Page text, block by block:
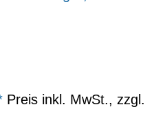
Preis inkl. MwSt., zzgl.